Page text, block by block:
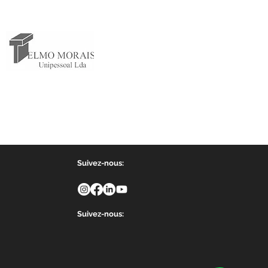
Suivez-nous:
Suivez-nous: